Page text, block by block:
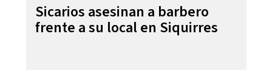
Sicarios asesinan a barbero
frente a su local en Siquirres